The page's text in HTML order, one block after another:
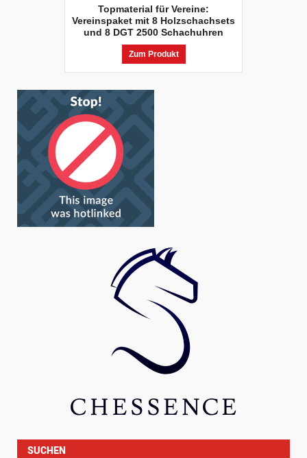
Topmaterial für Vereine:
Vereinspaket mit 8 Holzschachsets
und 8 DGT 2500 Schachuhren
Zum Produkt
SUCHEN